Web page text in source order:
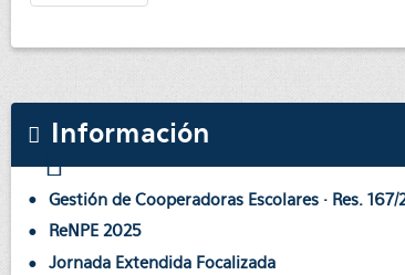
Información
Gestión de Cooperadoras Escolares · Res.
ReNPE 2025
Jornada Extendida Focalizada